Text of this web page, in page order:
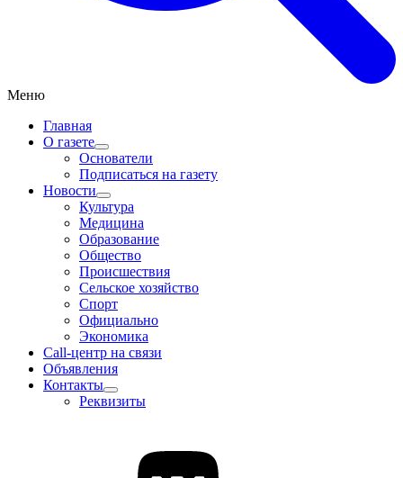
Меню
Главная
О газете
Основатели
Подписаться на газету
Новости
Культура
Медицина
Образование
Общество
Происшествия
Сельское хозяйство
Спорт
Официально
Экономика
Call-центр на связи
Объявления
Контакты
Реквизиты